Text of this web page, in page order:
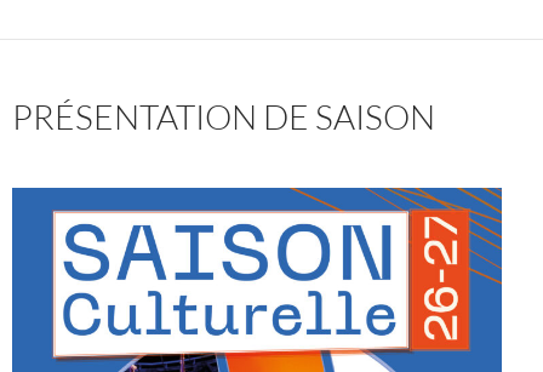
PRÉSENTATION DE SAISON